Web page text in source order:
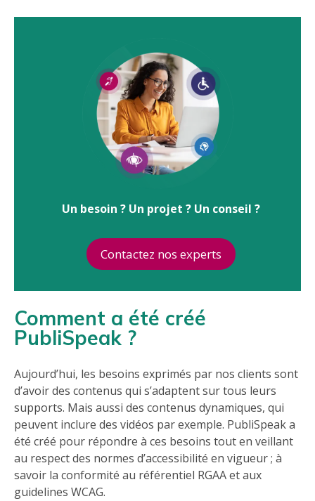
Un besoin ? Un projet ? Un conseil ?
Contactez nos experts
Comment a été créé
PubliSpeak ?
Aujourd’hui, les besoins exprimés par nos clients sont
d’avoir des contenus qui s’adaptent sur tous leurs
supports. Mais aussi des contenus dynamiques, qui
peuvent inclure des vidéos par exemple. PubliSpeak a
été créé pour répondre à ces besoins tout en veillant
au respect des normes d’accessibilité en vigueur ; à
savoir la conformité au référentiel RGAA et aux
guidelines WCAG.